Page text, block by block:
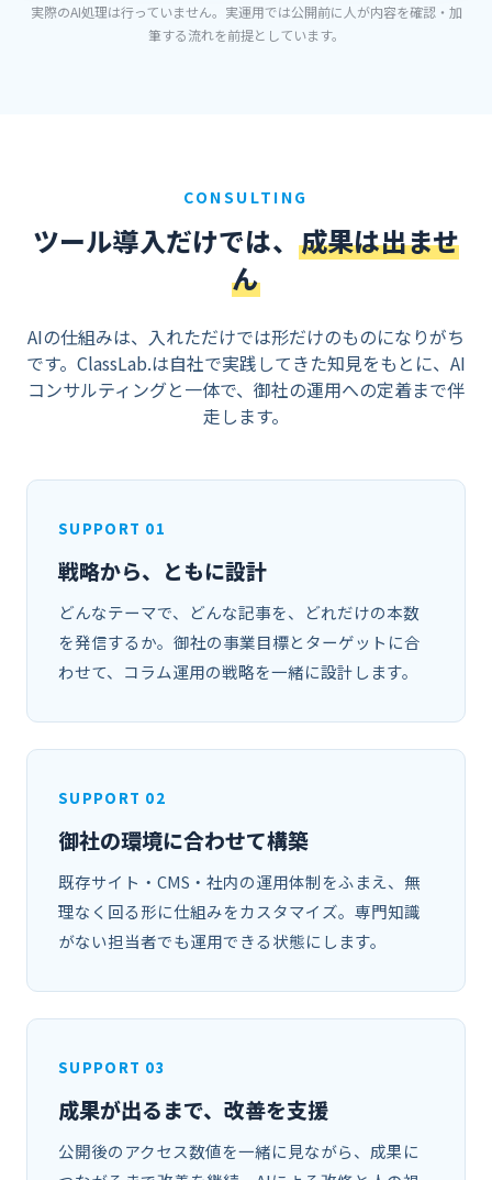
実際のAI処理は行っていません。実運用では公開前に人が内容を確認・加
筆する流れを前提としています。
CONSULTING
ツール導入だけでは、 成果は出ませ
ん
AIの仕組みは、入れただけでは形だけのものになりがち
です。ClassLab.は自社で実践してきた知見をもとに、AI
コンサルティングと一体で、御社の運用への定着まで伴
走します。
SUPPORT 01
戦略から、ともに設計
どんなテーマで、どんな記事を、どれだけの本数
を発信するか。御社の事業目標とターゲットに合
わせて、コラム運用の戦略を一緒に設計します。
SUPPORT 02
御社の環境に合わせて構築
既存サイト・CMS・社内の運用体制をふまえ、無
理なく回る形に仕組みをカスタマイズ。専門知識
がない担当者でも運用できる状態にします。
SUPPORT 03
成果が出るまで、改善を支援
公開後のアクセス数値を一緒に見ながら、成果に